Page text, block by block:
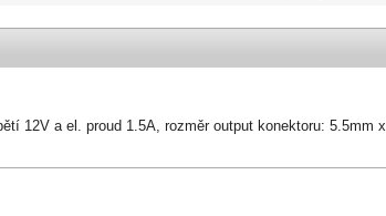
12V a el. proud 1.5A, rozměr output konektoru: 5.5mm x